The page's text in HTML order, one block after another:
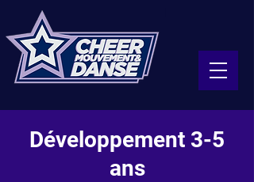
Développement 3-5
ans